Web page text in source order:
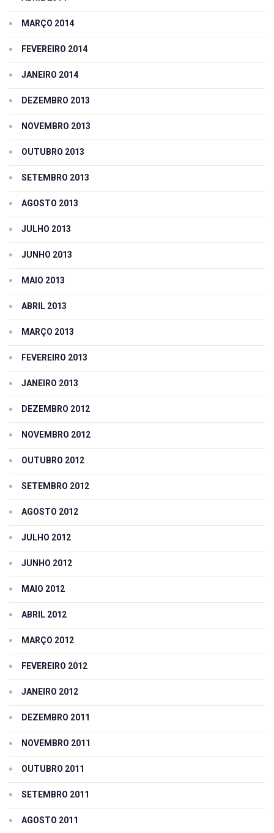
MARÇO 2014
FEVEREIRO 2014
JANEIRO 2014
DEZEMBRO 2013
NOVEMBRO 2013
OUTUBRO 2013
SETEMBRO 2013
AGOSTO 2013
JULHO 2013
JUNHO 2013
MAIO 2013
ABRIL 2013
MARÇO 2013
FEVEREIRO 2013
JANEIRO 2013
DEZEMBRO 2012
NOVEMBRO 2012
OUTUBRO 2012
SETEMBRO 2012
AGOSTO 2012
JULHO 2012
JUNHO 2012
MAIO 2012
ABRIL 2012
MARÇO 2012
FEVEREIRO 2012
JANEIRO 2012
DEZEMBRO 2011
NOVEMBRO 2011
OUTUBRO 2011
SETEMBRO 2011
AGOSTO 2011